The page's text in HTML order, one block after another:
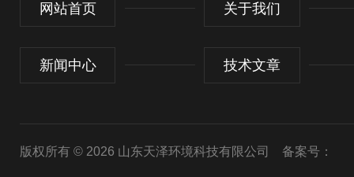
网站首页 关于我们
新闻中心 技术文章
版权所有 © 2026 山东天泽环境科技有限公司 备案号：